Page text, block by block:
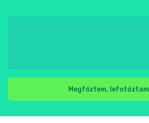
Megfőztem, lefotóztam